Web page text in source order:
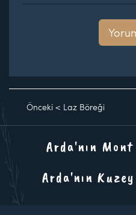
Önceki < Laz Böreği
Arda'nın
Arda'nın